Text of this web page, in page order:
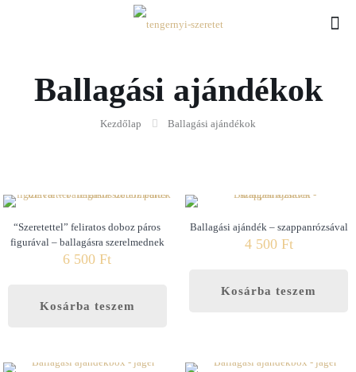
Ballagási ajándékok
Kezdőlap Ballagási ajándékok
“Szeretettel” feliratos doboz páros
figurával – ballagásra szerelmednek
6 500Ft
Kosárba teszem
Ballagási ajándék – szappanrózsával
4 500 Ft
Kosárba teszem